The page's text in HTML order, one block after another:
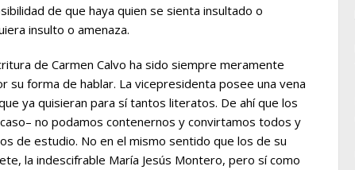
de que haya quien se sienta insultado o
insulto o amenaza.
de Carmen Calvo ha sido siempre meramente
su forma de hablar. La vicepresidenta posee una vena
ya quisieran para sí tantos literatos. De ahí que los
no podamos contenernos y convirtamos todos y
de estudio. No en el mismo sentido que los de su
la indescifrable María Jesús Montero, pero sí como